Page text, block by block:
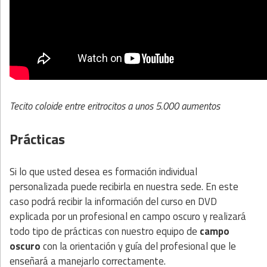
Tecito coloide entre eritrocitos a unos 5.000 aumentos
Prácticas
Si lo que usted desea es formación individual
personalizada puede recibirla en nuestra sede. En este
caso podrá recibir la información del curso en DVD
explicada por un profesional en campo oscuro y realizará
todo tipo de prácticas con nuestro equipo de campo
oscurocon la orientación y guía del profesional que le
enseñará a manejarlo correctamente.